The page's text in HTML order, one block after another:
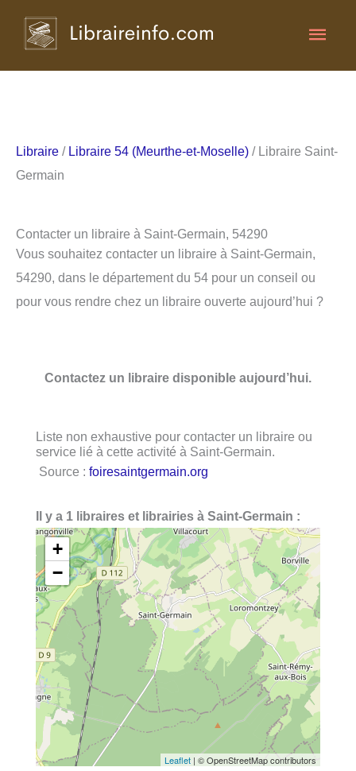
Libraire / Libraire 54 (Meurthe-et-Moselle) / Libraire Saint-
Germain
Contacter un libraire à Saint-Germain, 54290
Vous souhaitez contacter un libraire à Saint-Germain,
54290, dans le département du 54 pour un conseil ou
pour vous rendre chez un libraire ouverte aujourd’hui ?
Contactez un libraire disponible aujourd’hui.
Liste non exhaustive pour contacter un libraire ou
service lié à cette activité à Saint-Germain.
Source : foiresaintgermain.org
Il y a 1 libraires et librairies à Saint-Germain :
+
−
Leaflet | © OpenStreetMap contributors